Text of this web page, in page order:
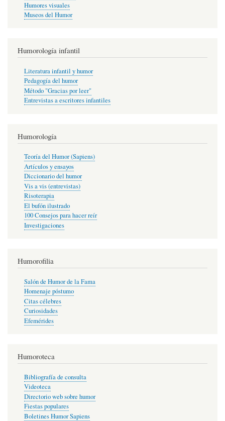
Humores visuales
Museos del Humor
Humorología infantil
Literatura infantil y humor
Pedagogía del humor
Método "Gracias por leer"
Entrevistas a escritores infantiles
Humorología
Teoría del Humor (Sapiens)
Artículos y ensayos
Diccionario del humor
Vis a vis (entrevistas)
Risoterapia
El bufón ilustrado
100 Consejos para hacer reír
Investigaciones
Humorofilia
Salón de Humor de la Fama
Homenaje póstumo
Citas célebres
Curiosidades
Efemérides
Humoroteca
Bibliografía de consulta
Videoteca
Directorio web sobre humor
Fiestas populares
Boletines Humor Sapiens